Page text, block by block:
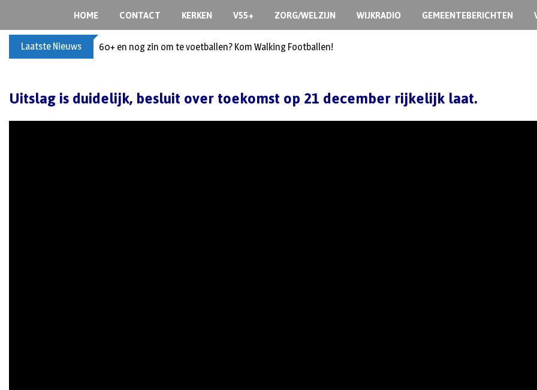
HOME CONTACT KERKEN V55+ ZORG/WELZIJN WIJKRADIO GEMEENTEBERICHTEN
Laatste Nieuws 60+ en nog zin om te voetballen? Kom Walking Footballen!
Uitslag is duidelijk, besluit over toekomst op 21 december rijkelijk laat.